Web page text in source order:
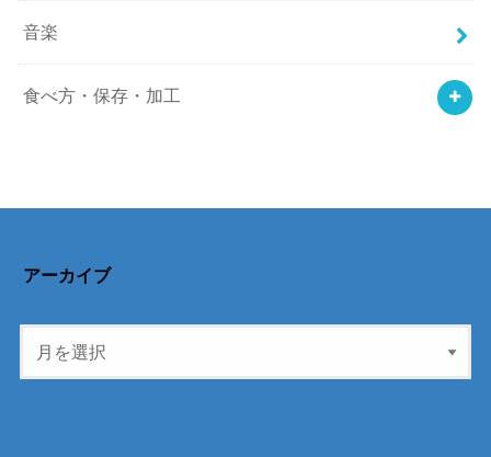
音楽
食べ方・保存・加工
アーカイブ